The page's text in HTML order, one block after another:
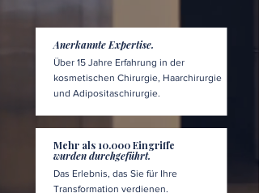
Anerkannte Expertise.
Über 15 Jahre Erfahrung in der
kosmetischen Chirurgie, Haarchirurgie
und Adipositaschirurgie.
Mehr als 10.000 Eingriffe
wurden durchgeführt.
Das Erlebnis, das Sie für Ihre
Transformation verdienen.